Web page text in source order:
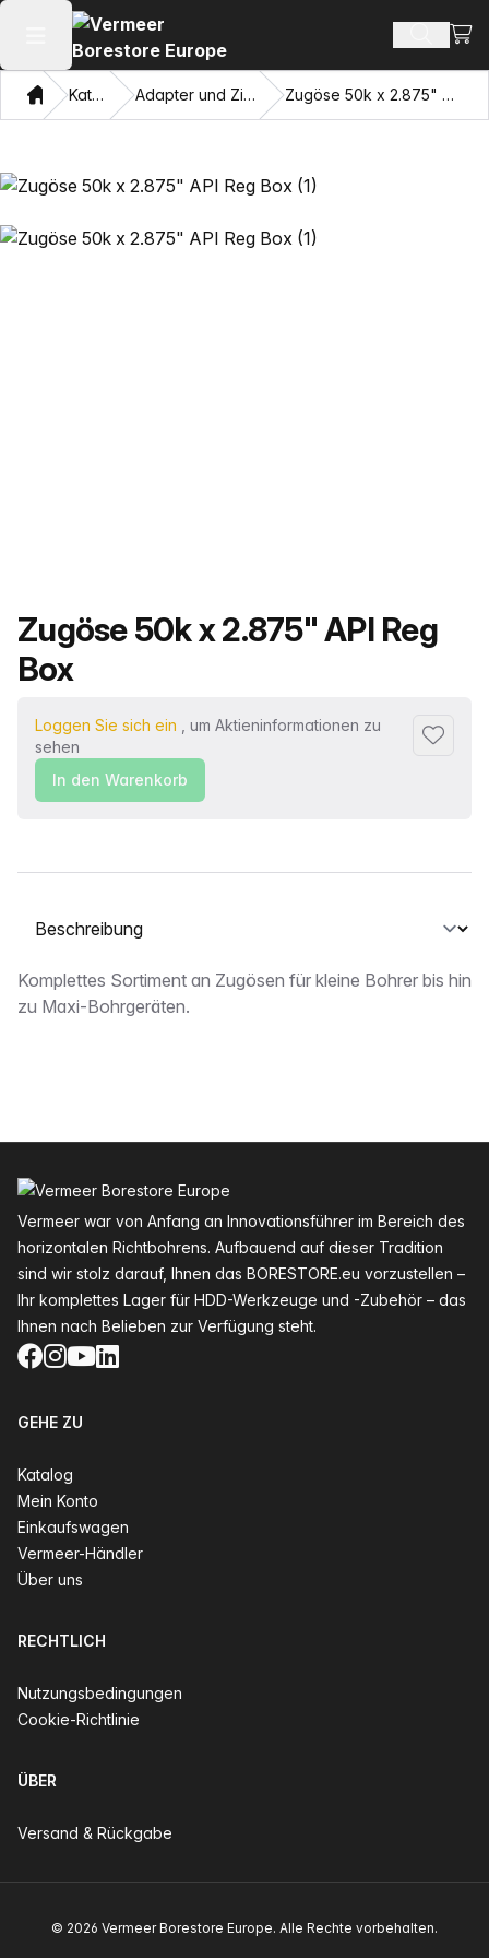
Hauptmenü öffnen
Heim Katalog Adapter und Ziehaugen Zugöse 50k x 2.875" API Reg Box
Produktname
Zugöse 50k x 2.875" API Reg
Box
Loggen Sie sich ein , um Aktieninformationen zu
sehen
Zu
In den Warenkorb
Wählen Sie eine Registerkarte aus
Beschreibung
Komplettes Sortiment an Zugösen für kleine Bohrer bis hin
zu Maxi-Bohrgeräten.
Vermeer war von Anfang an Innovationsführer im Bereich des
horizontalen Richtbohrens. Aufbauend auf dieser Tradition
sind wir stolz darauf, Ihnen das BORESTORE.eu vorzustellen –
Ihr komplettes Lager für HDD-Werkzeuge und -Zubehör – das
Ihnen nach Belieben zur Verfügung steht.
Facebook
Instagram
YouTube
LinkedIn
GEHE ZU
Katalog
Mein Konto
Einkaufswagen
Vermeer-Händler
Über uns
RECHTLICH
Nutzungsbedingungen
Cookie-Richtlinie
ÜBER
Versand & Rückgabe
© 2026 Vermeer Borestore Europe. Alle Rechte vorbehalten.